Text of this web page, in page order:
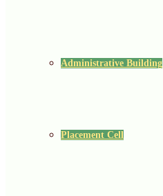
Administrative Building
Placement Cell